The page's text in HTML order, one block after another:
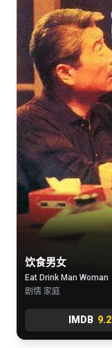
饮食男女
Eat Drink Man Woman
剧情 家庭
IMDB 9.2